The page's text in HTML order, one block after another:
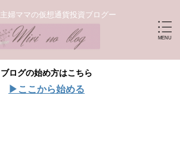
婦ママの仮想通貨投資ブログー
ブログの始め方はこちら
▶︎ここから始める